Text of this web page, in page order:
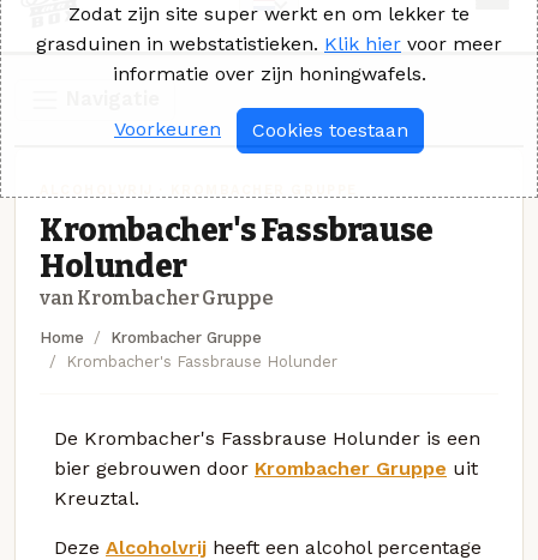
Krombacher's Fassbrause
Holunder
van Krombacher Gruppe
Home
Krombacher Gruppe
Krombacher's Fassbrause Holunder
De Krombacher's Fassbrause Holunder is een
bier gebrouwen door Krombacher Gruppe uit
Kreuztal.
Deze Alcoholvrij heeft een alcohol percentage
Zodat zijn site super werkt en om lekker te
grasduinen in webstatistieken. Klik hier voor meer
informatie over zijn honingwafels.
Voorkeuren Cookies toestaan